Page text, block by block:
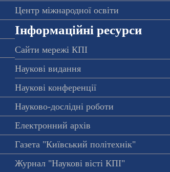
Центр міжнародної освіти
Інформаційні ресурси
Сайти мережі КПІ
Наукові видання
Наукові конференції
Науково-дослідні роботи
Електронний архів
Газета "Київський політехнік"
Журнал "Наукові вісті КПІ"